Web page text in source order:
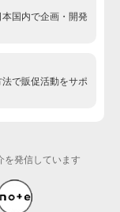
国内で企画・開発
で販促活動をサポ
を発信しています